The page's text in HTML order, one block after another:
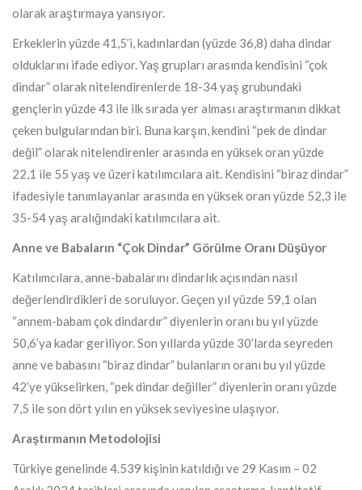
olarak araştırmaya yansıyor.
Erkeklerin yüzde 41,5’i, kadınlardan (yüzde 36,8) daha dindar
olduklarını ifade ediyor. Yaş grupları arasında kendisini “çok
dindar” olarak nitelendirenlerde 18-34 yaş grubundaki
gençlerin yüzde 43 ile ilk sırada yer alması araştırmanın dikkat
çeken bulgularından biri. Buna karşın, kendini “pek de dindar
değil” olarak nitelendirenler arasında en yüksek oran yüzde
22,1 ile 55 yaş ve üzeri katılımcılara ait. Kendisini “biraz dindar”
ifadesiyle tanımlayanlar arasında en yüksek oran yüzde 52,3 ile
35-54 yaş aralığındaki katılımcılara ait.
Anne ve Babaların “Çok Dindar” Görülme Oranı Düşüyor
Katılımcılara, anne-babalarını dindarlık açısından nasıl
değerlendirdikleri de soruluyor. Geçen yıl yüzde 59,1 olan
“annem-babam çok dindardır” diyenlerin oranı bu yıl yüzde
50,6’ya kadar geriliyor. Son yıllarda yüzde 30’larda seyreden
anne ve babasını “biraz dindar” bulanların oranı bu yıl yüzde
42’ye yükselirken, “pek dindar değiller” diyenlerin oranı yüzde
7,5 ile son dört yılın en yüksek seviyesine ulaşıyor.
Araştırmanın Metodolojisi
Türkiye genelinde 4.539 kişinin katıldığı ve 29 Kasım – 02